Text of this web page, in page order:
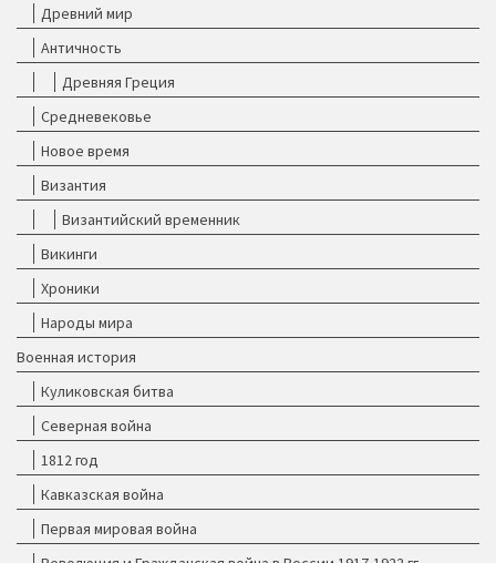
Древний мир
Античность
Древняя Греция
Средневековье
Новое время
Византия
Византийский временник
Викинги
Хроники
Народы мира
Военная история
Куликовская битва
Северная война
1812 год
Кавказская война
Первая мировая война